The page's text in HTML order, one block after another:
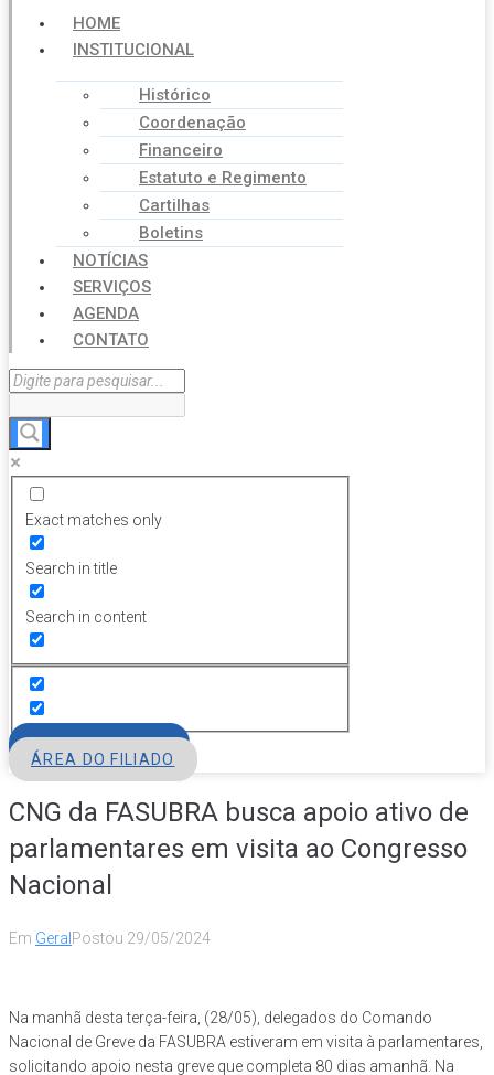
HOME
INSTITUCIONAL
Histórico
Coordenação
Financeiro
Estatuto e Regimento
Cartilhas
Boletins
NOTÍCIAS
SERVIÇOS
AGENDA
CONTATO
Exact matches only
Search in title
Search in content
ÁREA DO FILIADO
CNG da FASUBRA busca apoio ativo de
parlamentares em visita ao Congresso
Nacional
Em Geral Postou 29/05/2024
Na manhã desta terça-feira, (28/05), delegados do Comando
Nacional de Greve da FASUBRA estiveram em visita à parlamentares,
solicitando apoio nesta greve que completa 80 dias amanhã. Na